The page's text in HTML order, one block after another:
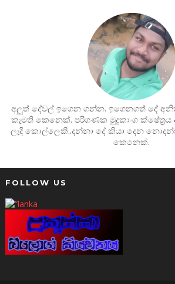
අලුත් දේවල් ඉගෙන ගන්න. ඉගෙනගත් දේ
කැමති කෙනෙක්. පරිගණක මුදුකාංග
ලැදි කොල්ලෙකි..දන්නා දේ කියා දෙන
කෙනෙක්.
FOLLOW US